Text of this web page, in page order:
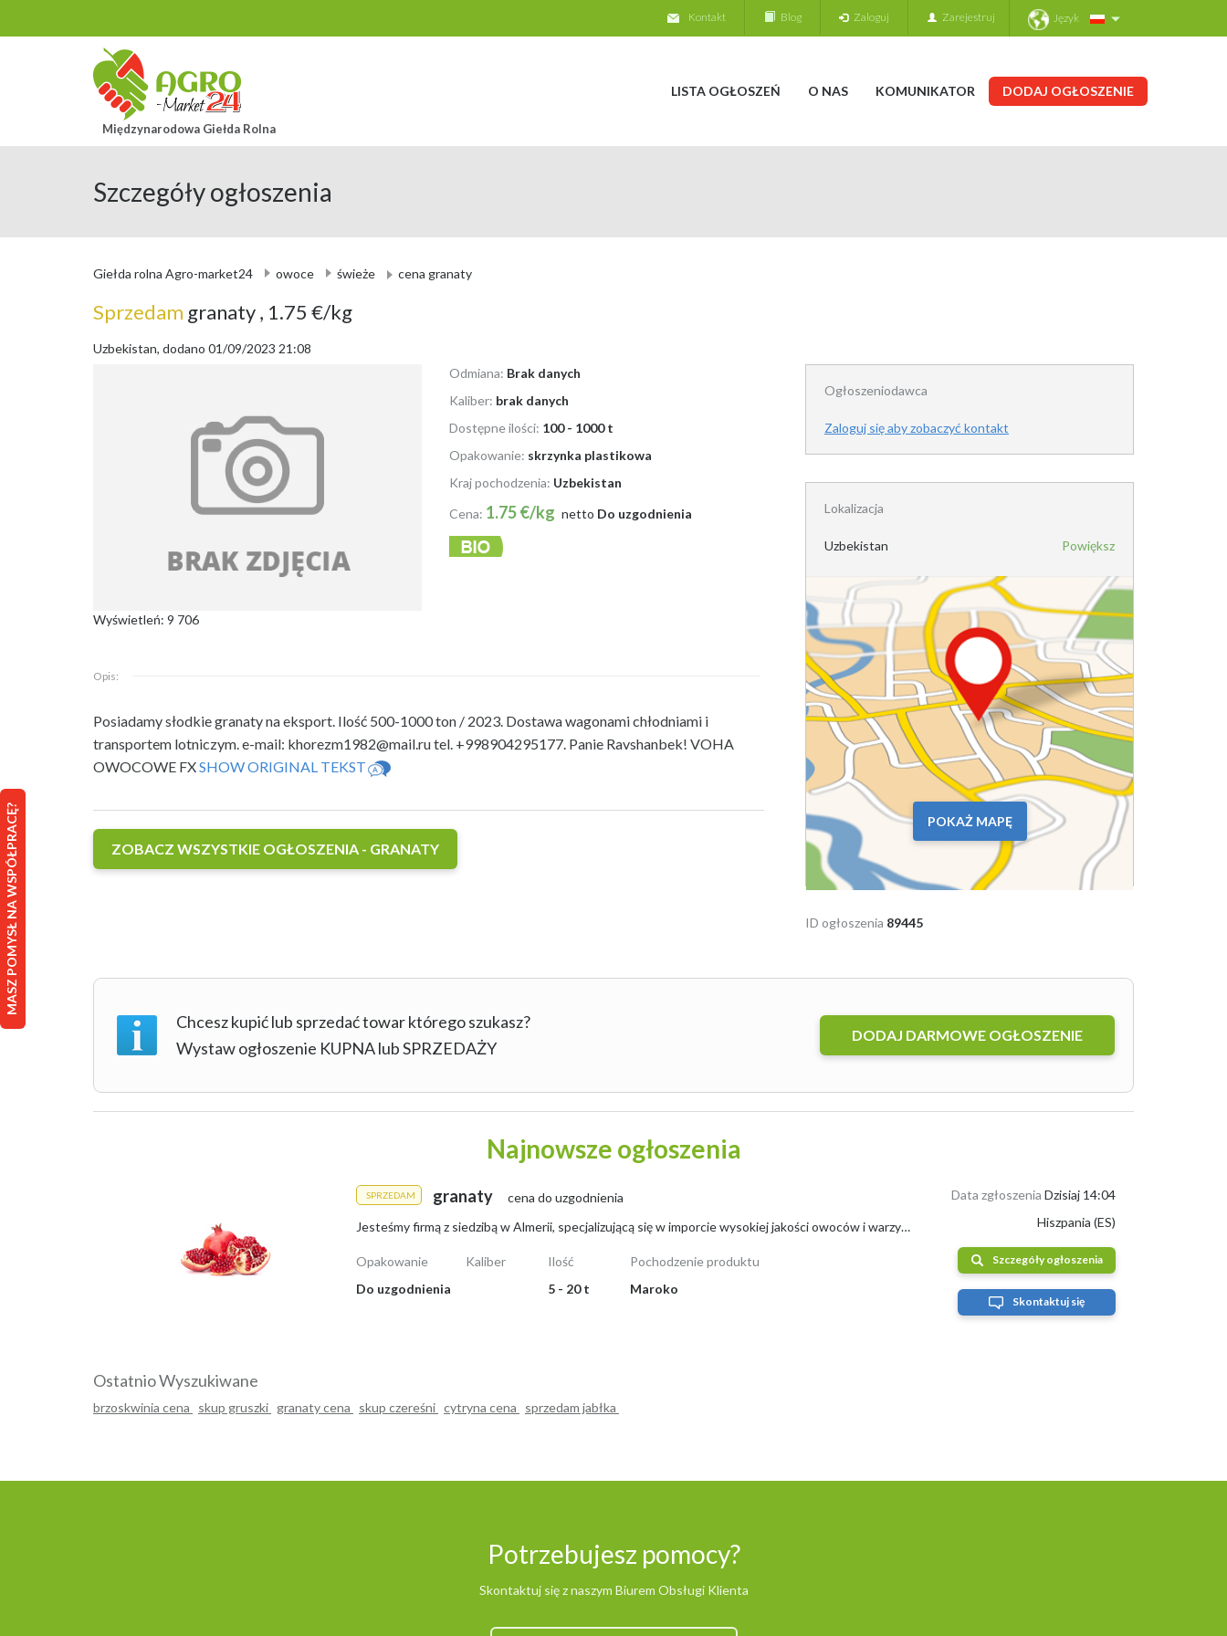
Język
Zaloguj Zarejestruj
Kontakt Blog
Międzynarodowa Giełda Rolna
LISTA OGŁOSZEŃ O NAS KOMUNIKATOR DODAJ OGŁOSZENIE
Szczegóły ogłoszenia
Giełda rolna Agro-market24 owoce świeże cena granaty
Sprzedam granaty, 1.75 €/kg
Uzbekistan, dodano 01/09/2023 21:08
Wyświetleń: 9 706
Odmiana: Brak danych
Kaliber: brak danych
Dostępne ilości: 100 - 1000 t
Opakowanie: skrzynka plastikowa
Kraj pochodzenia: Uzbekistan
Cena: 1.75 €/kg netto Do uzgodnienia
Opis:
Posiadamy słodkie granaty na eksport. Ilość 500-1000 ton / 2023. Dostawa wagonami chłodniami i
transportem lotniczym. e-mail: khorezm1982@mail.rutel. +998904295177. Panie Ravshanbek! VOHA
OWOCOWE FXSHOW ORIGINAL TEKST
ZOBACZ WSZYSTKIE OGŁOSZENIA - GRANATY
Ogłoszeniodawca
Zaloguj się aby zobaczyć kontakt
Lokalizacja
Uzbekistan Powiększ
POKAŻ MAPĘ
ID ogłoszenia 89445
Chcesz kupić lub sprzedać towar którego szukasz?
Wystaw ogłoszenie KUPNA lub SPRZEDAŻY
DODAJ DARMOWE OGŁOSZENIE
Najnowsze ogłoszenia
SPRZEDAM granaty cena do uzgodnienia Dzisiaj 14:04
Data zgłoszenia
Jesteśmy firmą z siedzibą w Almerii, specjalizującą się w imporcie wysokiej jakości owoców i warzyw z Maroka, Egiptu i Turcji oraz w ich dys... Hiszpania (ES)
Opakowanie
Do uzgodnienia
Kaliber
Ilość
5 - 20 t
Pochodzenie produktu
Maroko
Szczegóły ogłoszenia
Skontaktuj się
Ostatnio Wyszukiwane
brzoskwinia cena skup gruszki granaty cena skup czereśni cytryna cena sprzedam jabłka
Potrzebujesz pomocy?
Skontaktuj się z naszym Biurem Obsługi Klienta
MASZ POMYSŁ NA WSPÓŁPRACĘ?